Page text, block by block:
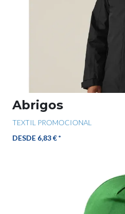
Abrigos
TEXTIL PROMOCIONAL
DESDE 6,83 € *